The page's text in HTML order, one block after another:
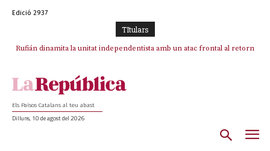
Edició 2937
TItulars
Rufián dinamita la unitat independentista amb un atac frontal al retorn
Els Països Catalans al teu abast
Dilluns, 10 de agost del 2026